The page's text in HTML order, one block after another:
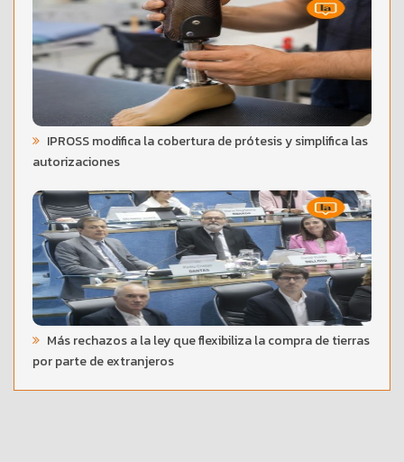
IPROSS modifica la cobertura de prótesis y simplifica las
autorizaciones
Más rechazos a la ley que flexibiliza la compra de tierras
por parte de extranjeros